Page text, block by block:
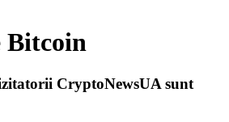
Bitcoin
CryptoNewsUA sunt